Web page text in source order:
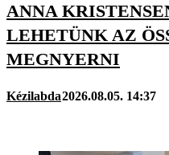
ANNA
LEHETÜNK AZ
MEGNYERNI
Kézilabda2026.08.05. 14:37